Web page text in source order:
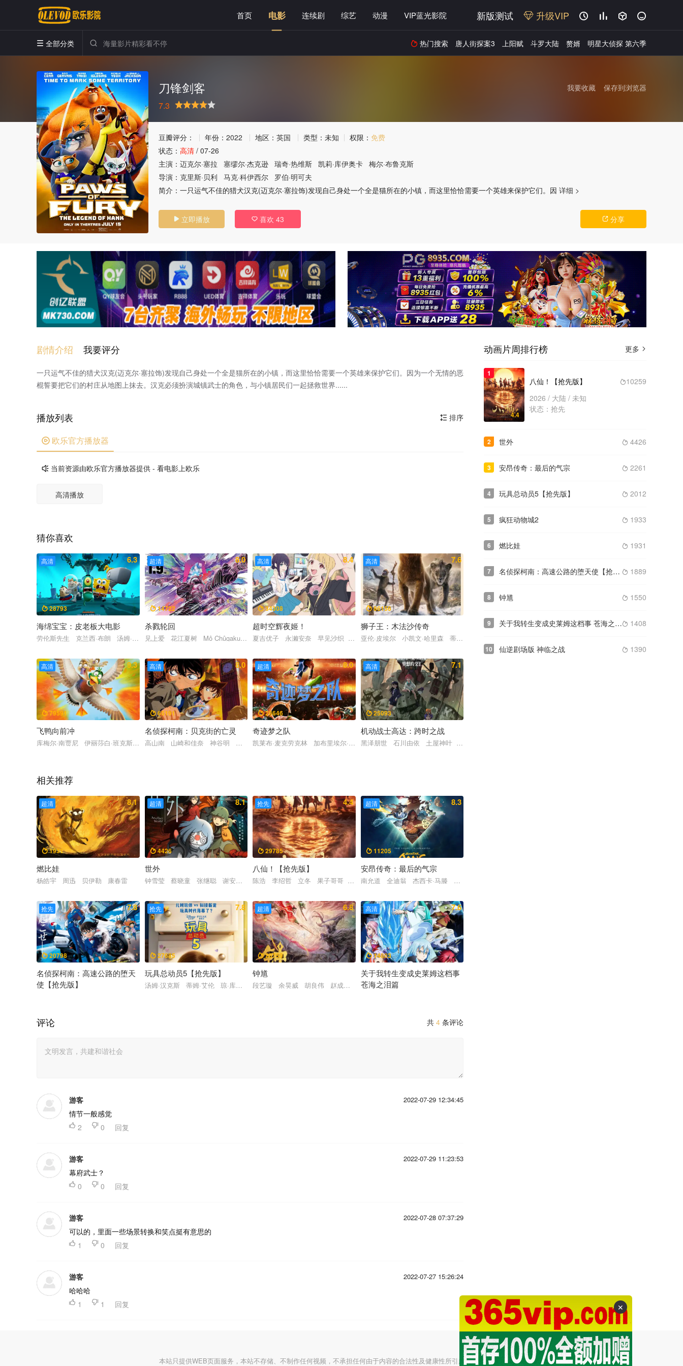
首页 电影 连续剧 综艺 动漫 VIP蓝光影院 新版测试 升级VIP    
 全部分类   热门搜索 唐人街探案3 上阳赋 斗罗大陆 赘婿 明星大侦探 第六季
保存到浏览器
我要收藏
刀锋剑客
7.3
很差较差
还行 推荐力荐
豆瓣评分： 年份： 2022 地区： 英国 类型： 未知 权限： 免费
状态： 高清 / 07-26
主演： 迈克尔·塞拉 塞缪尔·杰克逊 瑞奇·热维斯 凯莉·库伊奥卡 梅尔·布鲁克斯
导演： 克里斯·贝利 马克·科伊西尔
罗伯·明可夫
简介： 一只运气不佳的猎犬汉克(迈克尔·塞拉饰)发现自己身处一个全是猫所在的小镇，而这里恰恰需要一个英雄来保护它们。因 详细 >
 立即播放  喜欢 43  分享
剧情介绍 我要评分
一只运气不佳的猎犬汉克(迈克尔·塞拉饰)发现自己身处一个全是猫所在的小镇，而这里恰恰需要一个英雄来保护它们。因为一个无情的恶
棍誓要把它们的村庄从地图上抹去。汉克必须扮演城镇武士的角色，与小镇居民们一起拯救世界......
 排序
播放列表
 欧乐官方播放器
 当前资源由欧乐官方播放器提供 - 看电影上欧乐
高清播放
猜你喜欢
高清 6.3
28793
海绵宝宝：皮老板大电影
劳伦斯先生 克兰西·布朗 汤姆·肯尼 迪·布拉雷·贝克尔 比尔·法格巴克
超清 8.0
14722
杀戮轮回
见上爱 花江夏树 Mô Chûgakusei 花泽香菜 希科罗希
高清 8.4
34308
超时空辉夜姬！
夏吉优子 永濑安奈 早见沙织 入野自由 内田雄马 松冈祯丞 青山吉能 小原好美 菲鲁兹·蓝 花江夏树 钉宫理惠
高清 7.6
86156
狮子王：木法沙传奇
亚伦·皮埃尔 小凯文·哈里森 蒂凡尼·布恩 麦斯·米科尔森 普雷斯顿·尼曼
高清 9.3
79591
飞鸭向前冲
库梅尔·南贾尼 伊丽莎白·班克斯 科甘-迈克尔·凯 奥卡菲娜 丹尼·德维托
高清 8.0
65191
名侦探柯南：贝克街的亡灵
高山南 山崎和佳奈 神谷明 山口胜平 林原惠美 岩居由希子 高木涉 大谷育江 绪方惠美 高乃丽 爱河里花子 斋贺光希 田中秀幸 岛本须美 绪方贤一 茶风林 井上
超清 8.0
28646
奇迹梦之队
凯莱布·麦克劳克林 加布里埃尔·尤尼恩 斯蒂芬·库里 亚伦·皮埃尔 妮可拉·考夫兰 大卫·哈伯 尼克·克罗尔 詹妮弗·路易斯 帕顿·奥斯瓦尔特
高清 7.1
25093
机动战士高达：跨时之战
黑泽朋世 石川由依 土屋神叶 名冢佳织 新祐树
相关推荐
超清 8.1
1931
燃比娃
杨皓宇 周迅 贝伊勒 康春雷
超清 8.1
4426
世外
钟雪莹 蔡晓童 张继聪 谢安琪 柯炜林 杨雅文
抢先 4.4
 29785
八仙！【抢先版】
陈浩 李绍哲 立冬 果子哥哥 董天弋 喻鹏力 黄豫硕 张运气 邓先森
超清 8.3
11205
安昂传奇：最后的气宗
南允道 全迪翁 杰西卡·马滕 罗曼·萨拉戈萨 戴夫·巴蒂斯塔 史蒂文·元
抢先 7.8
20798
名侦探柯南：高速公路的堕天
使【抢先版】
抢先 7.8
27685
玩具总动员5【抢先版】
汤姆·汉克斯 蒂姆·艾伦 琼·库萨克 格蕾塔·李 基努·里维斯 谢尔比·拉巴拉 克雷格·罗宾森 柯南·奥布莱恩 安妮·波茨
超清 6.8
28759
钟馗
段艺璇 余昊威 胡良伟 赵成晨 巴赫 胡正健 露西
高清 7.6
14803
关于我转生变成史莱姆这档事
苍海之泪篇
共 4 条评论
评论
游客 2022-07-29 12:34:45
情节一般感觉
 2  0 回复
游客 2022-07-29 11:23:53
幕府武士？
 0  0 回复
游客 2022-07-28 07:37:29
可以的，里面一些场景转换和笑点挺有意思的
 1  0 回复
游客 2022-07-27 15:26:24
哈哈哈
 1  1 回复
更多 
动画片周排行榜
1
4.4
10259
八仙！【抢先版】
2026 / 大陆 / 未知
状态：抢先
2  4426
世外
3  2261
安昂传奇：最后的气宗
4  2012
玩具总动员5【抢先版】
5  1933
疯狂动物城2
6  1931
燃比娃
7  1889
名侦探柯南：高速公路的堕天使【抢先版】
8  1550
钟馗
9  1408
关于我转生变成史莱姆这档事 苍海之泪篇
10  1390
仙逆剧场版 神临之战
✕
本站只提供WEB页面服务，本站不存储、不制作任何视频，不承担任何由于内容的合法性及健康性所引起的争议和法律责任。